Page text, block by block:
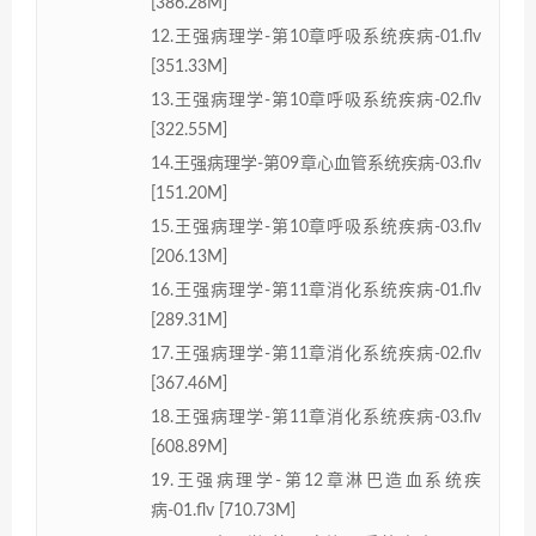
[386.28M]
12.王强病理学-第10章呼吸系统疾病-01.flv
[351.33M]
13.王强病理学-第10章呼吸系统疾病-02.flv
[322.55M]
14.王强病理学-第09章心血管系统疾病-03.flv
[151.20M]
15.王强病理学-第10章呼吸系统疾病-03.flv
[206.13M]
16.王强病理学-第11章消化系统疾病-01.flv
[289.31M]
17.王强病理学-第11章消化系统疾病-02.flv
[367.46M]
18.王强病理学-第11章消化系统疾病-03.flv
[608.89M]
19.王强病理学-第12章淋巴造血系统疾
病-01.flv [710.73M]